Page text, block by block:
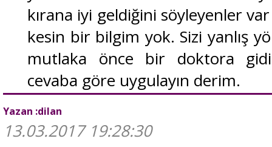
kırana iyi geldiğini söyleyenler
kesin bir bilgim yok. Sizi yanlış
mutlaka önce bir doktora
cevaba göre uygulayın derim.
Yazan :dilan
13.03.2017 19:28:30